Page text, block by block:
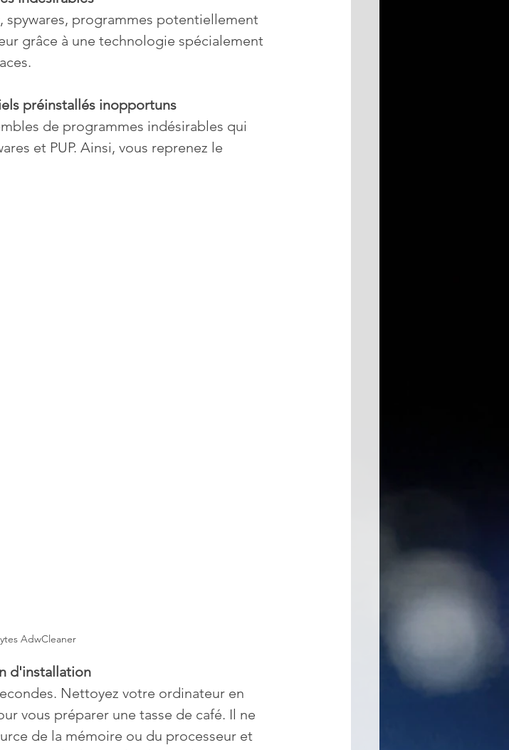
spywares, programmes potentiellement
grâce à une technologie spécialement
préinstallés inopportuns
de programmes indésirables qui
et PUP. Ainsi, vous reprenez le
AdwCleaner
d'installation
Nettoyez votre ordinateur en
vous préparer une tasse de café. Il ne
de la mémoire ou du processeur et